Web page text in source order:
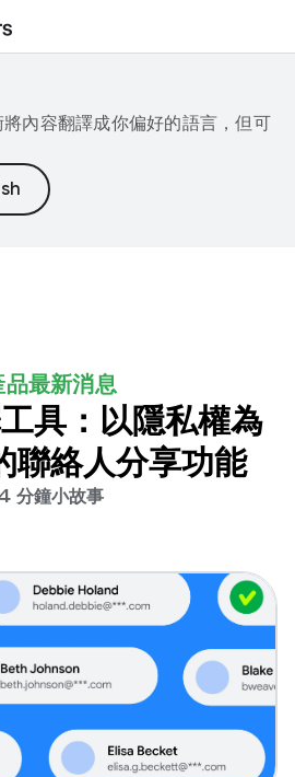
內容翻譯成你偏好的語言，但可
品最新消息
具：以隱私權為
聯絡人分享功能
分鐘小故事